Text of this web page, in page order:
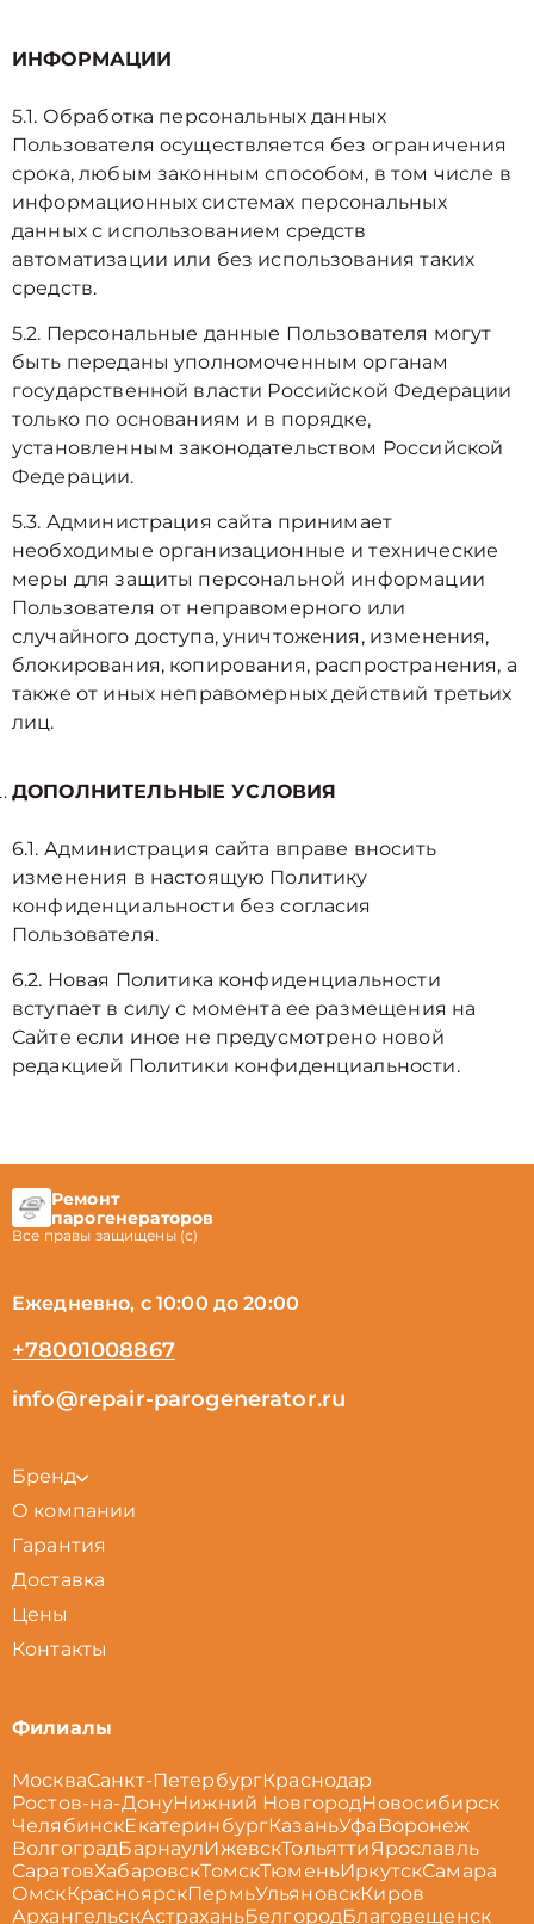
ИНФОРМАЦИИ
5.1. Обработка персональных данных
Пользователя осуществляется без ограничения
срока, любым законным способом, в том числе в
информационных системах персональных
данных с использованием средств
автоматизации или без использования таких
средств.
5.2. Персональные данные Пользователя могут
быть переданы уполномоченным органам
государственной власти Российской Федерации
только по основаниям и в порядке,
установленным законодательством Российской
Федерации.
5.3. Администрация сайта принимает
необходимые организационные и технические
меры для защиты персональной информации
Пользователя от неправомерного или
случайного доступа, уничтожения, изменения,
блокирования, копирования, распространения, а
также от иных неправомерных действий третьих
лиц.
ДОПОЛНИТЕЛЬНЫЕ УСЛОВИЯ
6.1. Администрация сайта вправе вносить
изменения в настоящую Политику
конфиденциальности без согласия
Пользователя.
6.2. Новая Политика конфиденциальности
вступает в силу с момента ее размещения на
Сайте если иное не предусмотрено новой
редакцией Политики конфиденциальности.
Ремонт
парогенераторов
Все правы защищены (с)
Ежедневно, с 10:00 до 20:00
+78001008867
info@repair-parogenerator.ru
Бренд
О компании
Гарантия
Доставка
Цены
Контакты
Филиалы
МоскваСанкт-ПетербургКраснодар
Ростов-на-ДонуНижний НовгородНовосибирск
ЧелябинскЕкатеринбургКазаньУфа Воронеж
ВолгоградБарнаулИжевскТольяттиЯрославль
СаратовХабаровскТомскТюменьИркутскСамара
ОмскКрасноярскПермьУльяновскКиров
АрхангельскАстраханьБелгородБлаговещенск